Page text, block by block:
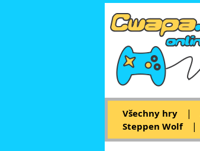
Všechny hry |
Steppen Wolf |